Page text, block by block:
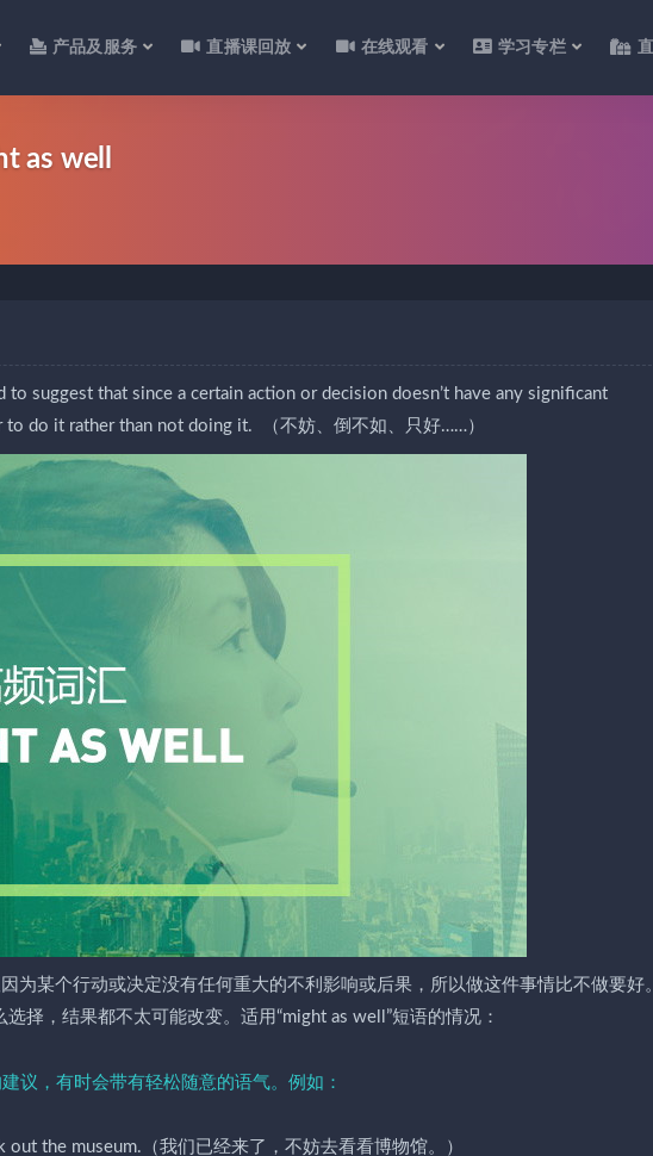
产品及服务 直播课回放 在线观看 学习专栏
as well
to suggest that since a certain action or decision doesn’t have any significant
do it rather than not doing it. （不妨、倒不如、只好……）
为某个行动或决定没有任何重大的不利影响或后果，所以做这件事情比不做要好
择，结果都不太可能改变。适用“might as well”短语的情况：
议，有时会带有轻松随意的语气。例如：
out the museum.（我们已经来了，不妨去看看博物馆。）